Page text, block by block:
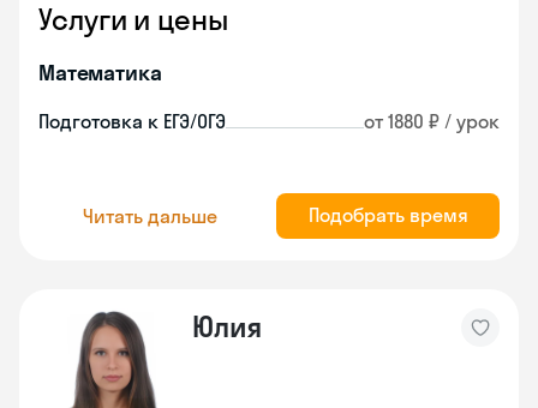
Услуги и цены
Математика
Подготовка к ЕГЭ/ОГЭ от 1880 ₽ / урок
Читать дальше Подобрать время
Юлия